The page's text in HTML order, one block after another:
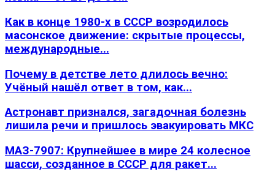
Как в конце 1980-х в СССР возродилось
масонское движение: скрытые процессы,
международные...
Почему в детстве лето длилось вечно:
Учёный нашёл ответ в том, как...
Астронавт признался, загадочная болезнь
лишила речи и пришлось эвакуировать МКС
МАЗ-7907: Крупнейшее в мире 24 колесное
шасси, созданное в СССР для ракет...